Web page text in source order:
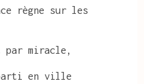
règne sur les
par miracle,
en ville